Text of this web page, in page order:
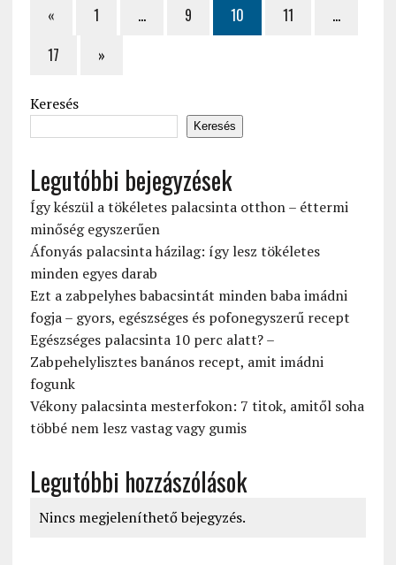
« 1 … 9 10 11
…
17
»
Keresés
Keresés
Legutóbbi bejegyzések
Így készül a tökéletes palacsinta otthon – éttermi
minőség egyszerűen
Áfonyás palacsinta házilag: így lesz tökéletes
minden egyes darab
Ezt a zabpelyhes babacsintát minden baba imádni
fogja – gyors, egészséges és pofonegyszerű recept
Egészséges palacsinta 10 perc alatt? –
Zabpehelylisztes banános recept, amit imádni
fogunk
Vékony palacsinta mesterfokon: 7 titok, amitől soha
többé nem lesz vastag vagy gumis
Legutóbbi hozzászólások
Nincs megjeleníthető bejegyzés.